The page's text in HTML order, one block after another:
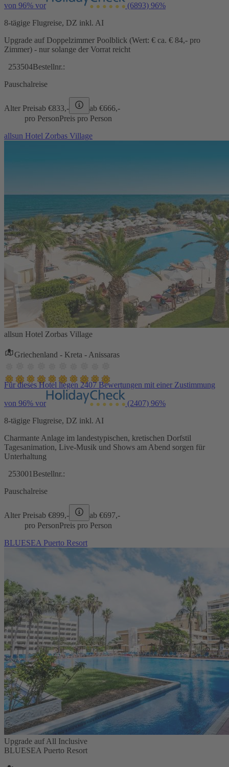
von 96% vor (6893) 96%
8-tägige Flugreise, DZ inkl. AI
Upgrade auf Doppelzimmer Poolblick (Wert: € ca. € 84,- pro
Zimmer) - nur solange der Vorrat reicht
253504Bestellnr.:
Pauschalreise
Alter Preisab €833,- ab €666,-
pro PersonPreis pro Person
allsun Hotel Zorbas Village
allsun Hotel Zorbas Village
Griechenland - Kreta - Anissaras
Für dieses Hotel liegen 2407 Bewertungen mit einer Zustimmung
von 96% vor (2407) 96%
8-tägige Flugreise, DZ inkl. AI
Charmante Anlage im landestypischen, kretischen Dorfstil
Tagesanimation, Live-Musik und Shows am Abend sorgen für
Unterhaltung
253001 Bestellnr.:
Pauschalreise
Alter Preisab €899,- ab €697,-
pro PersonPreis pro Person
BLUESEA Puerto Resort
Upgrade auf All Inclusive
BLUESEA Puerto Resort